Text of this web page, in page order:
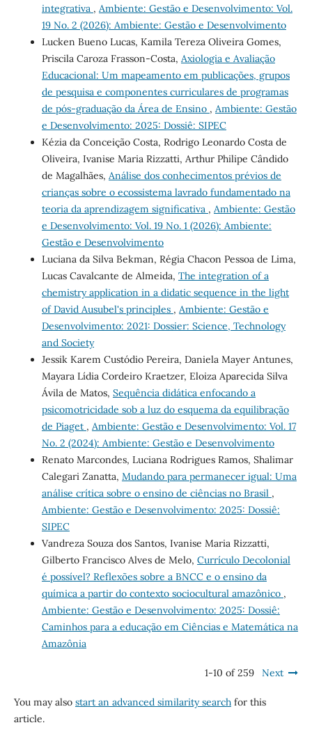
integrativa , Ambiente: Gestão e Desenvolvimento: Vol.
19 No. 2 (2026): Ambiente: Gestão e Desenvolvimento
Lucken Bueno Lucas, Kamila Tereza Oliveira Gomes,
Priscila Caroza Frasson-Costa, Axiologia e Avaliação
Educacional: Um mapeamento em publicações, grupos
de pesquisa e componentes curriculares de programas
de pós-graduação da Área de Ensino , Ambiente: Gestão
e Desenvolvimento: 2025: Dossiê: SIPEC
Kézia da Conceição Costa, Rodrigo Leonardo Costa de
Oliveira, Ivanise Maria Rizzatti, Arthur Philipe Cândido
de Magalhães, Análise dos conhecimentos prévios de
crianças sobre o ecossistema lavrado fundamentado na
teoria da aprendizagem significativa , Ambiente: Gestão
e Desenvolvimento: Vol. 19 No. 1 (2026): Ambiente:
Gestão e Desenvolvimento
Luciana da Silva Bekman, Régia Chacon Pessoa de Lima,
Lucas Cavalcante de Almeida, The integration of a
chemistry application in a didatic sequence in the light
of David Ausubel's principles , Ambiente: Gestão e
Desenvolvimento: 2021: Dossier: Science, Technology
and Society
Jessik Karem Custódio Pereira, Daniela Mayer Antunes,
Mayara Lídia Cordeiro Kraetzer, Eloiza Aparecida Silva
Ávila de Matos, Sequência didática enfocando a
psicomotricidade sob a luz do esquema da equilibração
de Piaget , Ambiente: Gestão e Desenvolvimento: Vol. 17
No. 2 (2024): Ambiente: Gestão e Desenvolvimento
Renato Marcondes, Luciana Rodrigues Ramos, Shalimar
Calegari Zanatta, Mudando para permanecer igual: Uma
análise crítica sobre o ensino de ciências no Brasil ,
Ambiente: Gestão e Desenvolvimento: 2025: Dossiê:
SIPEC
Vandreza Souza dos Santos, Ivanise Maria Rizzatti,
Gilberto Francisco Alves de Melo, Currículo Decolonial
é possível? Reflexões sobre a BNCC e o ensino da
química a partir do contexto sociocultural amazônico ,
Ambiente: Gestão e Desenvolvimento: 2025: Dossiê:
Caminhos para a educação em Ciências e Matemática na
Amazônia
1-10 of 259 Next
You may also start an advanced similarity searchfor this
article.